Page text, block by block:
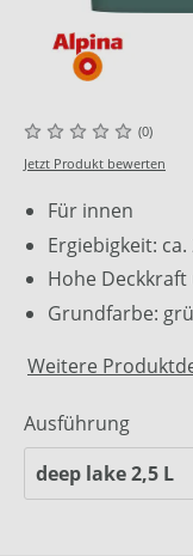
(0)
Jetzt Produkt bewerten
Für innen
Ergiebigkeit:
Hohe
Grundfarbe:
Weitere
Ausführung